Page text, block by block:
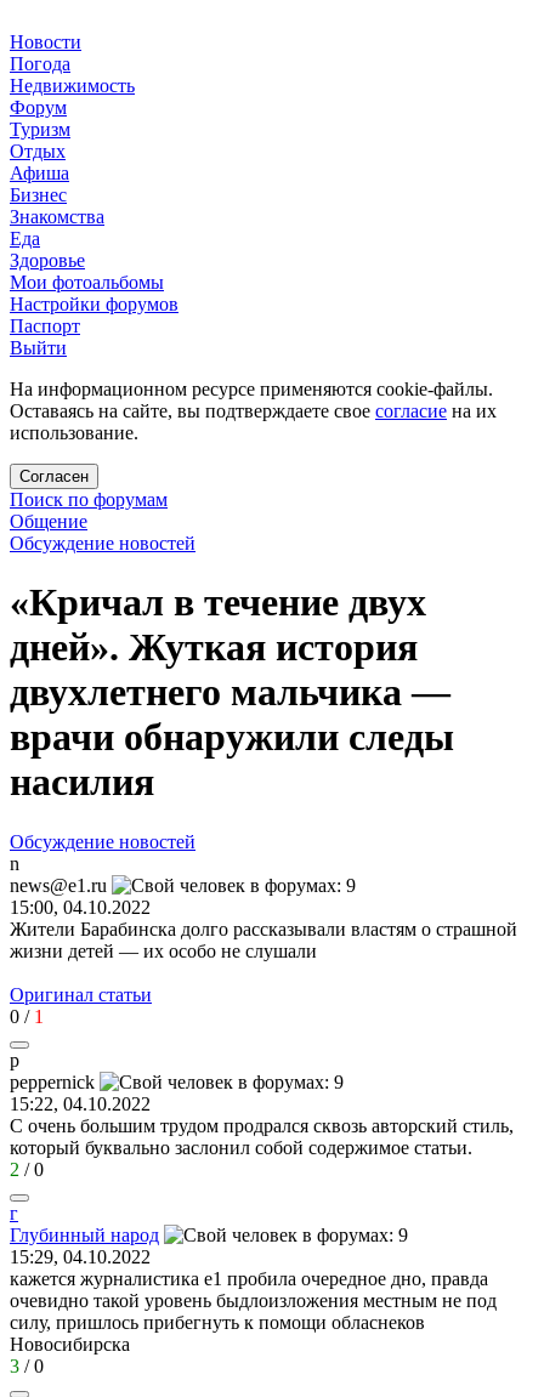
Новости
Погода
Недвижимость
Форум
Туризм
Отдых
Афиша
Бизнес
Знакомства
Еда
Здоровье
Мои фотоальбомы
Настройки форумов
Паспорт
Выйти
На информационном ресурсе применяются cookie-файлы.
Оставаясь на сайте, вы подтверждаете свое согласие на их
использование.
Согласен
Поиск по форумам
Общение
Обсуждение новостей
«Кричал в течение двух
дней». Жуткая история
двухлетнего мальчика —
врачи обнаружили следы
насилия
Обсуждение новостей
n
news@e1.ru
15:00, 04.10.2022
Жители Барабинска долго рассказывали властям о страшной
жизни детей — их особо не слушали
Оригинал статьи
0 / 1
p
peppernick
15:22, 04.10.2022
С очень большим трудом продрался сквозь авторский стиль,
который буквально заслонил собой содержимое статьи.
2 /0
г
Глубинный народ
15:29, 04.10.2022
кажется журналистика е1 пробила очередное дно, правда
очевидно такой уровень быдлоизложения местным не под
силу, пришлось прибегнуть к помощи обласнеков
Новосибирска
3 /0